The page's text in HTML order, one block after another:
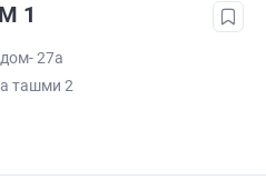
1
27а
ташми 2